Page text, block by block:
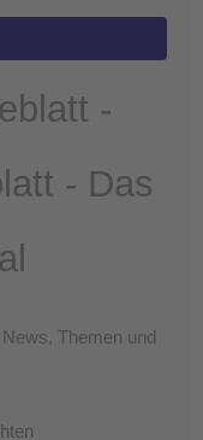
-
- Das
Themen und